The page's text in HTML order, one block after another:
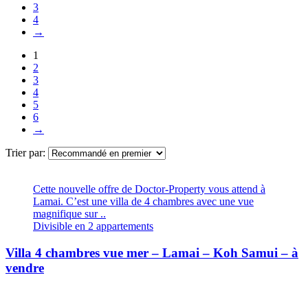
3
4
→
1
2
3
4
5
6
→
Trier par:
Cette nouvelle offre de Doctor-Property vous attend à
Lamai. C’est une villa de 4 chambres avec une vue
magnifique sur ..
Divisible en 2 appartements
Villa 4 chambres vue mer – Lamai – Koh Samui – à
vendre